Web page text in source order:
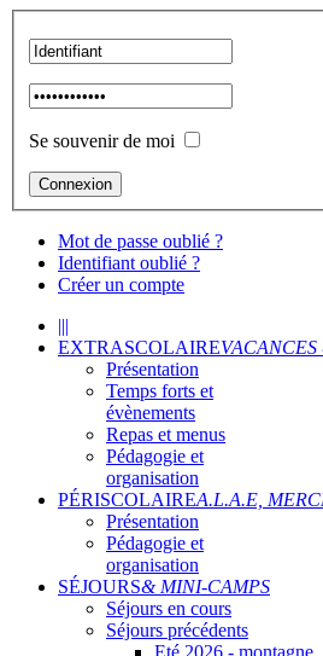
Se souvenir de moi
Mot de passe oublié ?
Identifiant oublié ?
Créer un compte
|||
EXTRASCOLAIRE
Présentation
Temps forts et
évènements
Repas et menus
Pédagogie et
organisation
PÉRISCOLAIREA.L.A.E,
Présentation
Pédagogie et
organisation
SÉJOURS& MINI-CAMPS
Séjours en cours
Séjours précédents
Eté 2026 - montagne